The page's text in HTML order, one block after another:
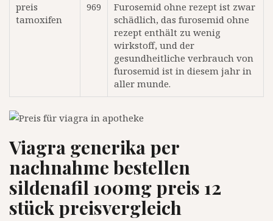
preis
tamoxifen
969
Furosemid ohne rezept ist zwar
schädlich, das furosemid ohne
rezept enthält zu wenig
wirkstoff, und der
gesundheitliche verbrauch von
furosemid ist in diesem jahr in
aller munde.
Viagra generika per
nachnahme bestellen
sildenafil 100mg preis 12
stück preisvergleich